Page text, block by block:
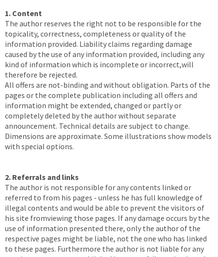
1. Content
The author reserves the right not to be responsible for the
topicality, correctness, completeness or quality of the
information provided. Liability claims regarding damage
caused by the use of any information provided, including any
kind of information which is incomplete or incorrect,will
therefore be rejected.
All offers are not-binding and without obligation. Parts of the
pages or the complete publication including all offers and
information might be extended, changed or partly or
completely deleted by the author without separate
announcement. Technical details are subject to change.
Dimensions are approximate. Some illustrations show models
with special options.
2. Referrals and links
The author is not responsible for any contents linked or
referred to from his pages - unless he has full knowledge of
illegal contents and would be able to prevent the visitors of
his site fromviewing those pages. If any damage occurs by the
use of information presented there, only the author of the
respective pages might be liable, not the one who has linked
to these pages. Furthermore the author is not liable for any